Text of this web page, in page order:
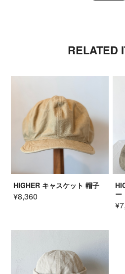
RELATED
HIGHER キャスケット 帽子
¥8,360
ー